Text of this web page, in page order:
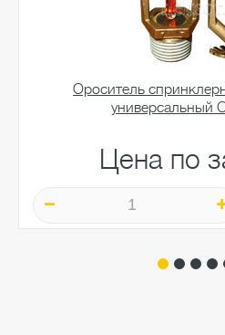
Ороситель
универсальный
Цена по